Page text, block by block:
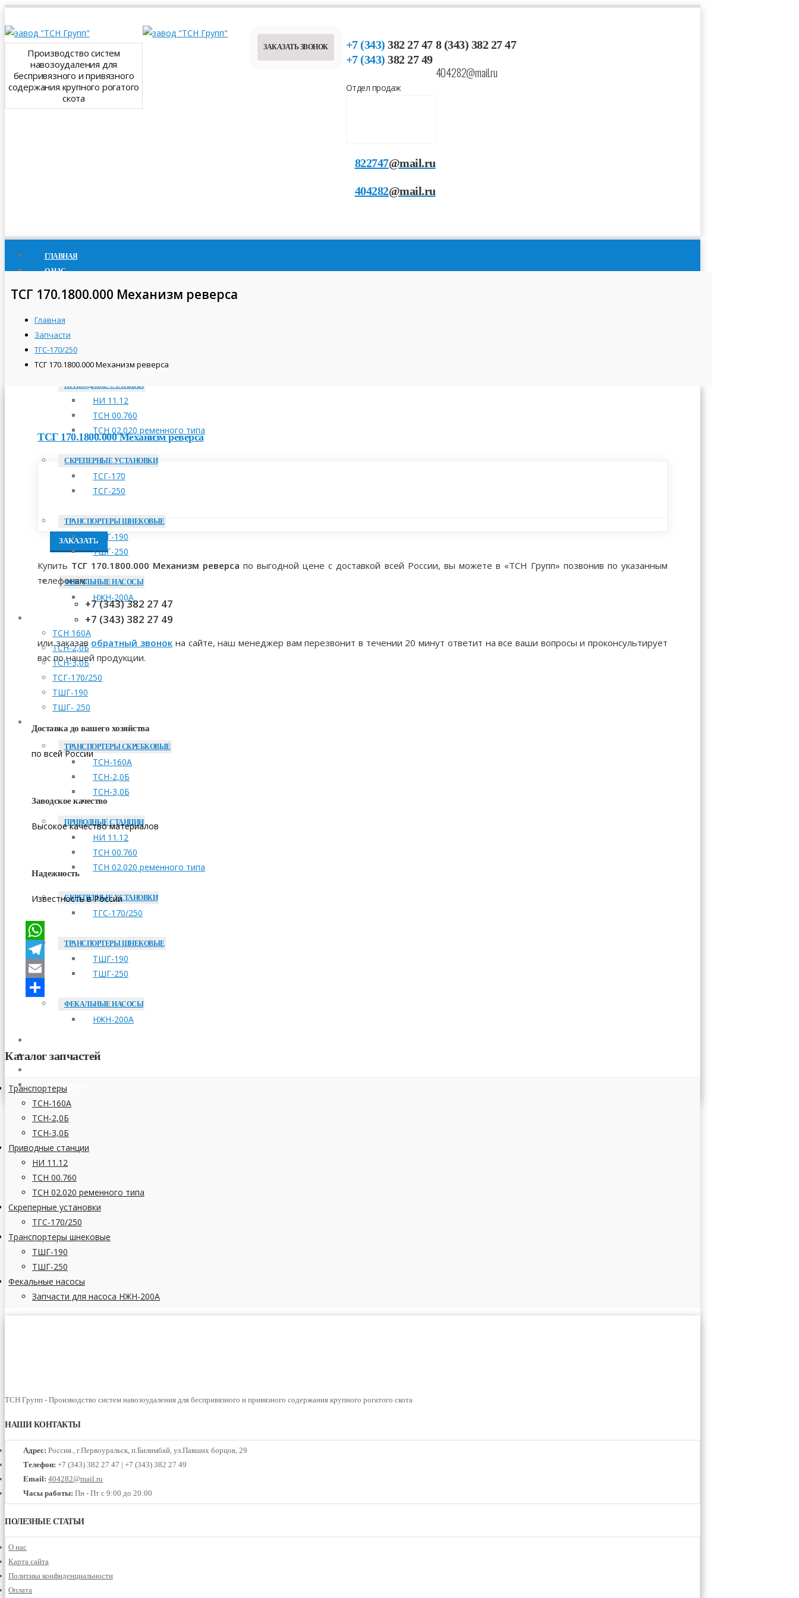
Производство систем
навозоудаления для
беспривязного и привязного
содержания крупного рогатого
скота
ЗАКАЗАТЬ ЗВОНОК +7 (343) 382 27 47
+7 (343) 382 27 49
Отдел продаж
822747@mail.ru
404282@mail.ru
8 (343) 382 27 47
404282@mail.ru
ГЛАВНАЯ
О НАС
ПРИВОДНЫЕ СТАНЦИИ
НИ 11.12
ТСН 00.760
ТСН 02.020 ременного типа
СКРЕПЕРНЫЕ УСТАНОВКИ
ТСГ-170
ТСГ-250
ТРАНСПОРТЕРЫ ШНЕКОВЫЕ
ТШГ-190
ТШГ-250
ФЕКАЛЬНЫЕ НАСОСЫ
НЖН-200А
МОНТАЖ
ТСН 160А
ТСН-2,0Б
ТСН-3,0Б
ТСГ-170/250
ТШГ-190
ТШГ- 250
ТРАНСПОРТЕРЫ СКРЕБКОВЫЕ
ТСН-160А
ТСН-2,0Б
ТСН-3,0Б
ПРИВОДНЫЕ СТАНЦИИ
НИ 11.12
ТСН 00.760
ТСН 02.020 ременного типа
СКРЕПЕРНЫЕ УСТАНОВКИ
ТГС-170/250
ТРАНСПОРТЕРЫ ШНЕКОВЫЕ
ТШГ-190
ТШГ-250
ФЕКАЛЬНЫЕ НАСОСЫ
НЖН-200А
ДОСТАВКА
КОНТАКТЫ
ТСГ 170.1800.000 Механизм реверса
Главная
Запчасти
ТГС-170/250
ТСГ 170.1800.000 Механизм реверса
ТСГ 170.1800.000 Механизм реверса
ЗАКАЗАТЬ
Купить ТСГ 170.1800.000 Механизм реверса по выгодной цене с доставкой всей России, вы можете в «ТСН Групп» позвонив по указанным
телефонам:
+7 (343) 382 27 47
+7 (343) 382 27 49
или заказав обратный звонок на сайте, наш менеджер вам перезвонит в течении 20 минут ответит на все ваши вопросы и проконсультирует
вас по нашей продукции.
Доставка до вашего хозяйства
по всей России
Заводское качество
Высокое качество материалов
Надежность
Известность в России
WhatsApp
Telegram
Email
Отправить
Каталог запчастей
Транспортеры
ТСН-160А
ТСН-2,0Б
ТСН-3,0Б
Приводные станции
НИ 11.12
ТСН 00.760
ТСН 02.020 ременного типа
Скреперные установки
ТГС-170/250
Транспортеры шнековые
ТШГ-190
ТШГ-250
Фекальные насосы
Запчасти для насоса НЖН-200А
ТСН Групп - Производство систем навозоудаления для беспривязного и привязного содержания крупного рогатого скота
НАШИ КОНТАКТЫ
Адрес: Россия., г.Первоуральск, п.Билимбай, ул.Павших борцов, 29
Телефон: +7 (343) 382 27 47 | +7 (343) 382 27 49
Email: 404282@mail.ru
Часы работы: Пн - Пт с 9:00 до 20:00
ПОЛЕЗНЫЕ СТАТЬИ
О нас
Карта сайта
Политика конфиденциальности
Оплата